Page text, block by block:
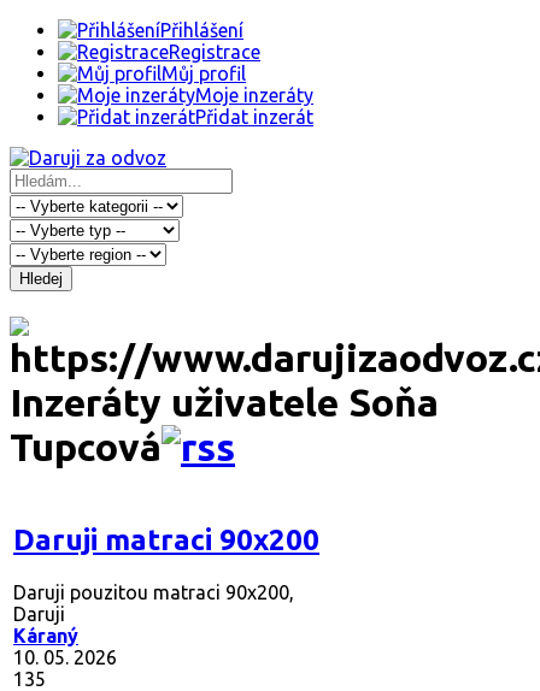
Přihlášení
Registrace
Můj profil
Moje inzeráty
Přidat inzerát
Hledej
Inzeráty uživatele Soňa
Tupcová
Daruji matraci 90x200
Daruji pouzitou matraci 90x200,
Daruji
Káraný
10. 05. 2026
135